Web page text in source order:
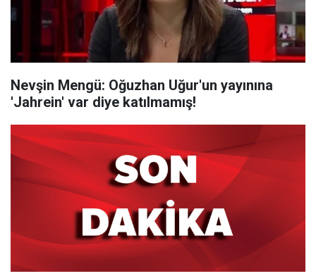
Nevşin Mengü: Oğuzhan Uğur'un yayınına
'Jahrein' var diye katılmamış!